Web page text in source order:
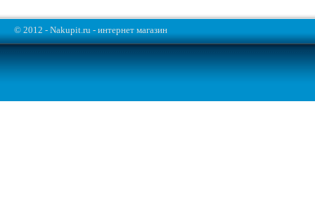
© 2012 - Nakupit.ru - интернет магазин